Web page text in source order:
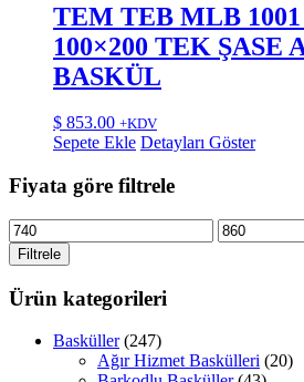
TEM TEB MLB 1001
100×200 TEK
BASKÜL
$ 853.00 +KDV
Sepete Ekle Detayları Göster
Fiyata göre filtrele
En
düşük
fiyat
En
yüksek
Filtrele
Ürün kategorileri
Basküller (247)
Ağır Hizmet Baskülleri (20)